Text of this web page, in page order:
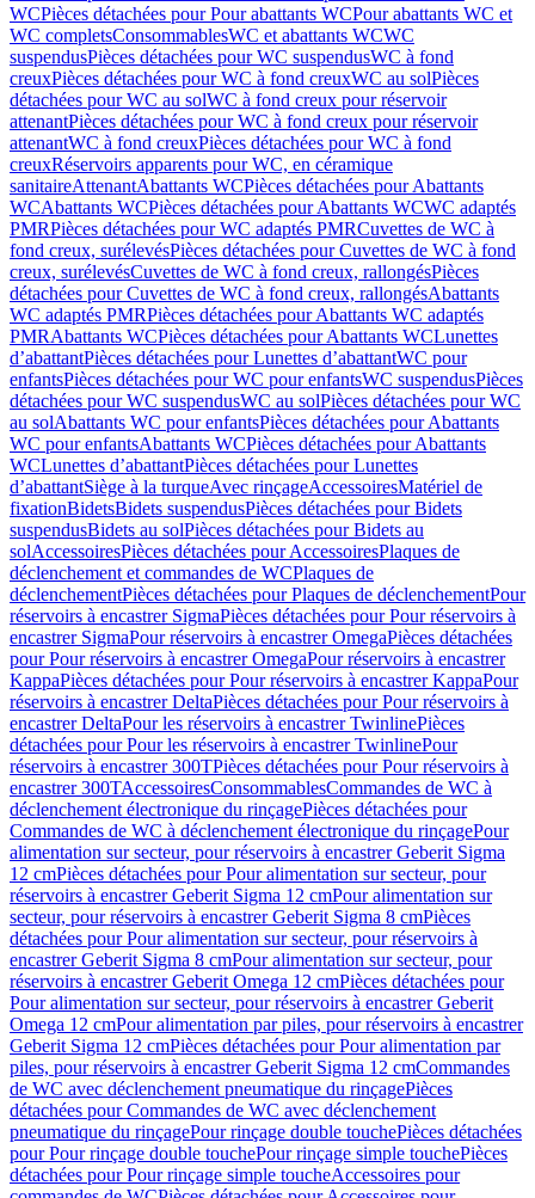
WCPièces détachées pour Pour abattants WCPour abattants WC et
WC completsConsommablesWC et abattants WCWC
suspendusPièces détachées pour WC suspendusWC à fond
creuxPièces détachées pour WC à fond creuxWC au solPièces
détachées pour WC au solWC à fond creux pour réservoir
attenantPièces détachées pour WC à fond creux pour réservoir
attenantWC à fond creuxPièces détachées pour WC à fond
creuxRéservoirs apparents pour WC, en céramique
sanitaireAttenantAbattants WCPièces détachées pour Abattants
WCAbattants WCPièces détachées pour Abattants WCWC adaptés
PMRPièces détachées pour WC adaptés PMRCuvettes de WC à
fond creux, surélevésPièces détachées pour Cuvettes de WC à fond
creux, surélevésCuvettes de WC à fond creux, rallongésPièces
détachées pour Cuvettes de WC à fond creux, rallongésAbattants
WC adaptés PMRPièces détachées pour Abattants WC adaptés
PMRAbattants WCPièces détachées pour Abattants WCLunettes
d’abattantPièces détachées pour Lunettes d’abattantWC pour
enfantsPièces détachées pour WC pour enfantsWC suspendusPièces
détachées pour WC suspendusWC au solPièces détachées pour WC
au solAbattants WC pour enfantsPièces détachées pour Abattants
WC pour enfantsAbattants WCPièces détachées pour Abattants
WCLunettes d’abattantPièces détachées pour Lunettes
d’abattantSiège à la turqueAvec rinçageAccessoiresMatériel de
fixationBidetsBidets suspendusPièces détachées pour Bidets
suspendusBidets au solPièces détachées pour Bidets au
solAccessoiresPièces détachées pour AccessoiresPlaques de
déclenchement et commandes de WCPlaques de
déclenchementPièces détachées pour Plaques de déclenchementPour
réservoirs à encastrer SigmaPièces détachées pour Pour réservoirs à
encastrer SigmaPour réservoirs à encastrer OmegaPièces détachées
pour Pour réservoirs à encastrer OmegaPour réservoirs à encastrer
KappaPièces détachées pour Pour réservoirs à encastrer KappaPour
réservoirs à encastrer DeltaPièces détachées pour Pour réservoirs à
encastrer DeltaPour les réservoirs à encastrer TwinlinePièces
détachées pour Pour les réservoirs à encastrer TwinlinePour
réservoirs à encastrer 300TPièces détachées pour Pour réservoirs à
encastrer 300TAccessoiresConsommablesCommandes de WC à
déclenchement électronique du rinçagePièces détachées pour
Commandes de WC à déclenchement électronique du rinçagePour
alimentation sur secteur, pour réservoirs à encastrer Geberit Sigma
12 cmPièces détachées pour Pour alimentation sur secteur, pour
réservoirs à encastrer Geberit Sigma 12 cmPour alimentation sur
secteur, pour réservoirs à encastrer Geberit Sigma 8 cmPièces
détachées pour Pour alimentation sur secteur, pour réservoirs à
encastrer Geberit Sigma 8 cmPour alimentation sur secteur, pour
réservoirs à encastrer Geberit Omega 12 cmPièces détachées pour
Pour alimentation sur secteur, pour réservoirs à encastrer Geberit
Omega 12 cmPour alimentation par piles, pour réservoirs à encastrer
Geberit Sigma 12 cmPièces détachées pour Pour alimentation par
piles, pour réservoirs à encastrer Geberit Sigma 12 cmCommandes
de WC avec déclenchement pneumatique du rinçagePièces
détachées pour Commandes de WC avec déclenchement
pneumatique du rinçagePour rinçage double touchePièces détachées
pour Pour rinçage double touchePour rinçage simple touchePièces
détachées pour Pour rinçage simple toucheAccessoires pour